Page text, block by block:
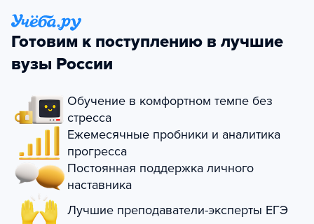
Готовим к поступлению в лучшие
вузы России
Обучение в комфортном темпе без
стресса
Ежемесячные пробники и аналитика
прогресса
Постоянная поддержка личного
наставника
Лучшие преподаватели-эксперты ЕГЭ